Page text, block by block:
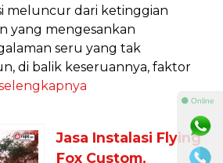
meluncur dari ketinggian
yang mengesankan
seru yang tak
di balik keseruannya, faktor
Jasa Instalasi Flying
Fox Custom,
⚫ Online